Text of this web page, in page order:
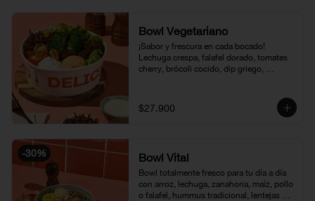
Bowl Vegetariano
¡Sabor y frescura en cada bocado!
Lechuga crespa, falafel dorado, tomates
cherry, brócoli cocido, dip griego,
frescos, en una versión completamente
vegetariana.
$27.900
-30% Bowl Vital
Bowl totalmente fresco para tu día a día
con arroz, lechuga, zanahoria, maíz, pollo
o falafel, hummus tradicional, lentejas